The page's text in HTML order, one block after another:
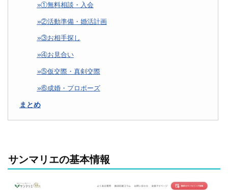
①無料相談・入会
②活動準備・婚活計画
③お相手探し
④お見合い
⑤仮交際・真剣交際
⑥成婚・プロポーズ
まとめ
サンマリエの基本情報